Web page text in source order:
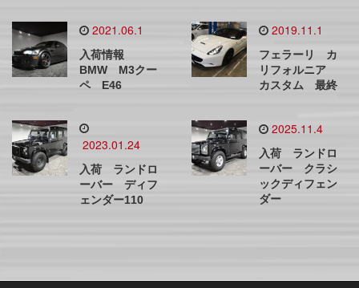
2021.06.1
入荷情報
BMW M3クー
ペ E46
2019.11.1
フェラーリ カ
リフォルニア
カスタム 最終
2023.01.24
入荷 ランドロ
ーバー ディフ
ェンダー110
2025.11.4
入荷 ランドロ
ーバー クラシ
ックディフェン
ダー